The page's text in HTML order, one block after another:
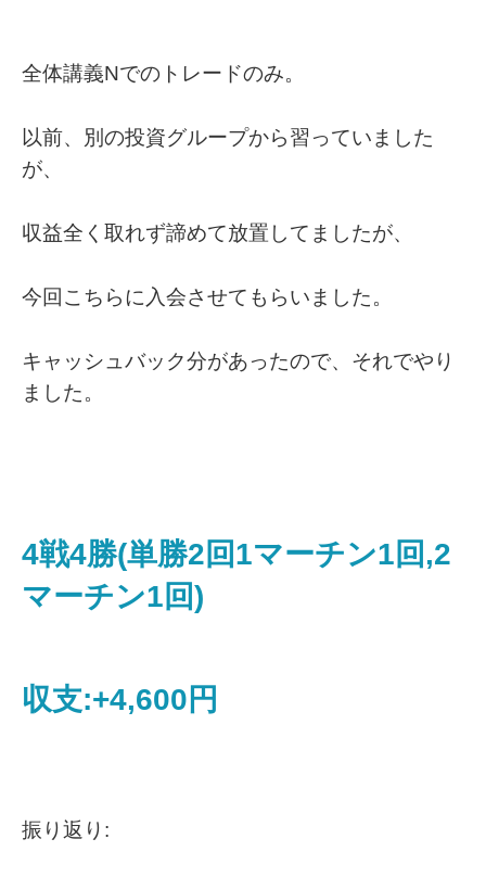
全体講義Nでのトレードのみ。
以前、別の投資グループから習っていました
が、
収益全く取れず諦めて放置してましたが、
今回こちらに入会させてもらいました。
キャッシュバック分があったので、それでやり
ました。
4戦4勝(単勝2回1マーチン1回,2
マーチン1回)
収支:+4,600円
振り返り: